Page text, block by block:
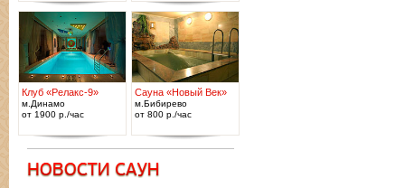
Клуб «Релакс-9»
м.Динамо
от 1900 р./час
Сауна «Новый Век»
м.Бибирево
от 800 р./час